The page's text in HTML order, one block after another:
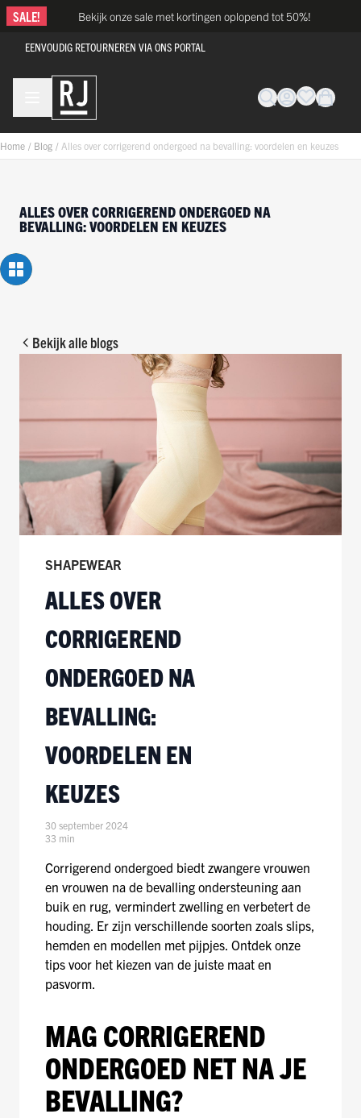
Ga naar de inhoud
SALE! Bekijk onze sale met kortingen oplopend tot 50%!
EENVOUDIG RETOURNEREN VIA ONS PORTAL
Home / Blog / Alles over corrigerend ondergoed na bevalling: voordelen en keuzes
ALLES OVER CORRIGEREND ONDERGOED NA
BEVALLING: VOORDELEN EN KEUZES
Bekijk alle blogs
SHAPEWEAR
ALLES OVER
CORRIGEREND
ONDERGOED NA
BEVALLING:
VOORDELEN EN
KEUZES
30 september 2024
33 min
Corrigerend ondergoed biedt zwangere vrouwen
en vrouwen na de bevalling ondersteuning aan
buik en rug, vermindert zwelling en verbetert de
houding. Er zijn verschillende soorten zoals slips,
hemden en modellen met pijpjes. Ontdek onze
tips voor het kiezen van de juiste maat en
pasvorm.
MAG CORRIGEREND
ONDERGOED NET NA JE
BEVALLING?